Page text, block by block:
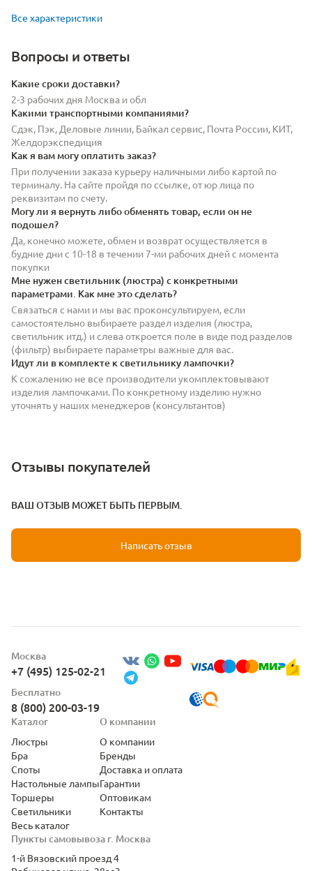
Все характеристики
Вопросы и ответы
Какие сроки доставки?
2-3 рабочих дня Москва и обл
Какими транспортными компаниями?
Сдэк, Пэк, Деловые линии, Байкал сервис, Почта России, КИТ,
Желдорэкспедиция
Как я вам могу оплатить заказ?
При получении заказа курьеру наличными либо картой по
терминалу. На сайте пройдя по ссылке, от юр лица по
реквизитам по счету.
Могу ли я вернуть либо обменять товар, если он не
подошел?
Да, конечно можете, обмен и возврат осуществляется в
будние дни с 10-18 в течении 7-ми рабочих дней с момента
покупки
Мне нужен светильник (люстра) с конкретными
параметрами. Как мне это сделать?
Связаться с нами и мы вас проконсультируем, если
самостоятельно выбираете раздел изделия (люстра,
светильник итд.) и слева откроется поле в виде под разделов
(фильтр) выбираете параметры важные для вас.
Идут ли в комплекте к светильнику лампочки?
К сожалению не все производители укомплектовывают
изделия лампочками. По конкретному изделию нужно
уточнять у наших менеджеров (консультантов)
Отзывы покупателей
ВАШ ОТЗЫВ МОЖЕТ БЫТЬ ПЕРВЫМ.
Написать отзыв
Москва
+7 (495) 125-02-21
Бесплатно
8 (800) 200-03-19
Пункты самовывоза г. Москва
1-й Вязовский проезд 4
Каталог
Люстры
Бра
Споты
Настольные лампы
Торшеры
Светильники
Весь каталог
О компании
О компании
Бренды
Доставка и оплата
Гарантии
Оптовикам
Контакты